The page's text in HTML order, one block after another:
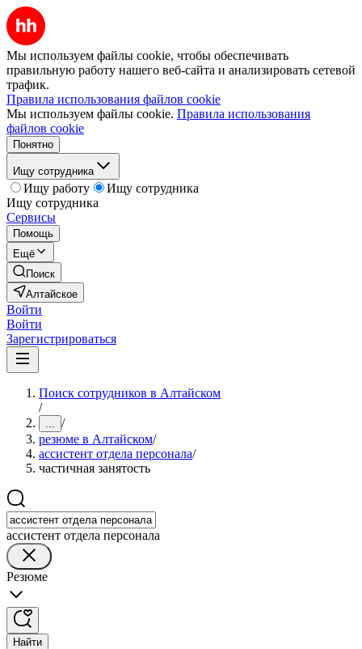
Мы используем файлы cookie, чтобы обеспечивать
правильную работу нашего веб-сайта и анализировать сетевой
трафик.
Правила использования файлов cookie
Мы используем файлы cookie. Правила использования
файлов cookie
Понятно
Ищу сотрудника
Ищу работу
Ищу сотрудника
Ищу сотрудника
Сервисы
Помощь
Ещё
Поиск
Алтайское
Войти
Войти
Зарегистрироваться
Поиск сотрудников в Алтайском
/
... /
резюме в Алтайском/
ассистент отдела персонала/
частичная занятость
ассистент отдела персонала
Резюме
Найти